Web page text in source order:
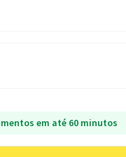
em até 60 minutos